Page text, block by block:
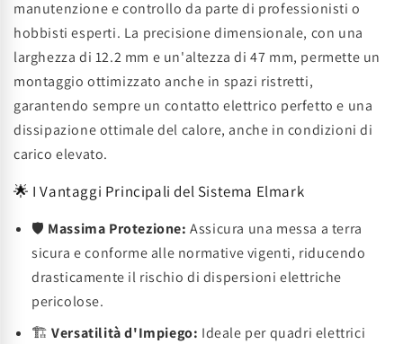
manutenzione e controllo da parte di professionisti o
hobbisti esperti. La precisione dimensionale, con una
larghezza di 12.2 mm e un'altezza di 47 mm, permette un
montaggio ottimizzato anche in spazi ristretti,
garantendo sempre un contatto elettrico perfetto e una
dissipazione ottimale del calore, anche in condizioni di
carico elevato.
🌟 I Vantaggi Principali del Sistema Elmark
🛡️ Massima Protezione: Assicura una messa a terra
sicura e conforme alle normative vigenti, riducendo
drasticamente il rischio di dispersioni elettriche
pericolose.
🏗️Versatilità d'Impiego: Ideale per quadri elettrici